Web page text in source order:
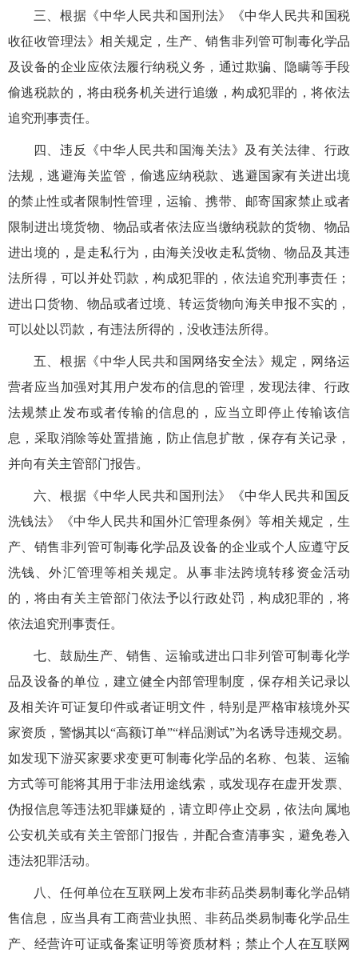
三、根据《中华人民共和国刑法》《中华人民共和国税
收征收管理法》相关规定，生产、销售非列管可制毒化学品
及设备的企业应依法履行纳税义务，通过欺骗、隐瞒等手段
偷逃税款的，将由税务机关进行追缴，构成犯罪的，将依法
追究刑事责任。
四、违反《中华人民共和国海关法》及有关法律、行政
法规，逃避海关监管，偷逃应纳税款、逃避国家有关进出境
的禁止性或者限制性管理，运输、携带、邮寄国家禁止或者
限制进出境货物、物品或者依法应当缴纳税款的货物、物品
进出境的，是走私行为，由海关没收走私货物、物品及其违
法所得，可以并处罚款，构成犯罪的，依法追究刑事责任；
进出口货物、物品或者过境、转运货物向海关申报不实的，
可以处以罚款，有违法所得的，没收违法所得。
五、根据《中华人民共和国网络安全法》规定，网络运
营者应当加强对其用户发布的信息的管理，发现法律、行政
法规禁止发布或者传输的信息的，应当立即停止传输该信
息，采取消除等处置措施，防止信息扩散，保存有关记录，
并向有关主管部门报告。
六、根据《中华人民共和国刑法》《中华人民共和国反
洗钱法》《中华人民共和国外汇管理条例》等相关规定，生
产、销售非列管可制毒化学品及设备的企业或个人应遵守反
洗钱、外汇管理等相关规定。从事非法跨境转移资金活动
的，将由有关主管部门依法予以行政处罚，构成犯罪的，将
依法追究刑事责任。
七、鼓励生产、销售、运输或进出口非列管可制毒化学
品及设备的单位，建立健全内部管理制度，保存相关记录以
及相关许可证复印件或者证明文件，特别是严格审核境外买
家资质，警惕其以“高额订单”“样品测试”为名诱导违规交易。
如发现下游买家要求变更可制毒化学品的名称、包装、运输
方式等可能将其用于非法用途线索，或发现存在虚开发票、
伪报信息等违法犯罪嫌疑的，请立即停止交易，依法向属地
公安机关或有关主管部门报告，并配合查清事实，避免卷入
违法犯罪活动。
八、任何单位在互联网上发布非药品类易制毒化学品销
售信息，应当具有工商营业执照、非药品类易制毒化学品生
产、经营许可证或备案证明等资质材料；禁止个人在互联网